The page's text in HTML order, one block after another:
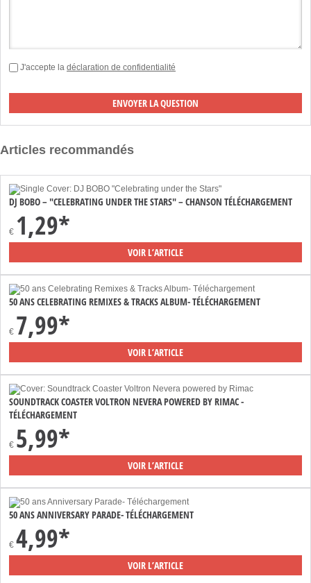
J'accepte la déclaration de confidentialité
Articles recommandés
DJ BOBO – "CELEBRATING UNDER THE STARS" – CHANSON TÉLÉCHARGEMENT
€ 1,29*
VOIR L’ARTICLE
50 ANS CELEBRATING REMIXES & TRACKS ALBUM- TÉLÉCHARGEMENT
€ 7,99*
VOIR L’ARTICLE
SOUNDTRACK COASTER VOLTRON NEVERA POWERED BY RIMAC -
TÉLÉCHARGEMENT
€ 5,99*
VOIR L’ARTICLE
50 ANS ANNIVERSARY PARADE- TÉLÉCHARGEMENT
€ 4,99*
VOIR L’ARTICLE